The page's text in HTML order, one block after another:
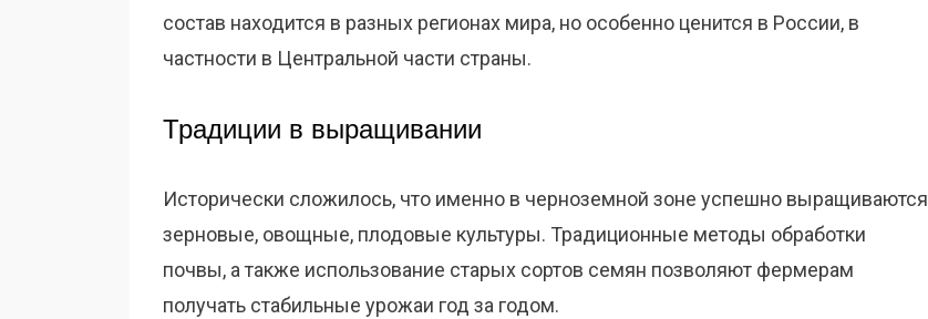
состав находится в разных регионах мира, но особенно ценится в России, в
частности в Центральной части страны.
Традиции в выращивании
Исторически сложилось, что именно в черноземной зоне успешно выращиваются
зерновые, овощные, плодовые культуры. Традиционные методы обработки
почвы, а также использование старых сортов семян позволяют фермерам
получать стабильные урожаи год за годом.